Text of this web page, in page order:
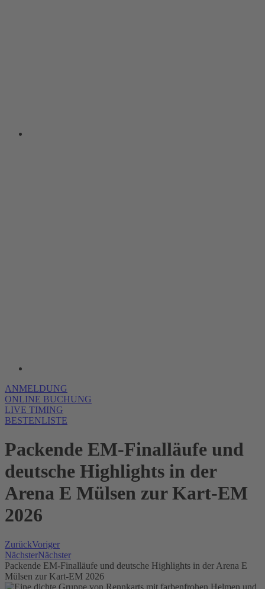
ANMELDUNG
ONLINE BUCHUNG
LIVE TIMING
BESTENLISTE
Packende EM-Finalläufe und
deutsche Highlights in der
Arena E Mülsen zur Kart-EM
2026
ZurückVoriger
NächsterNächster
Packende EM-Finalläufe und deutsche Highlights in der Arena E
Mülsen zur Kart-EM 2026